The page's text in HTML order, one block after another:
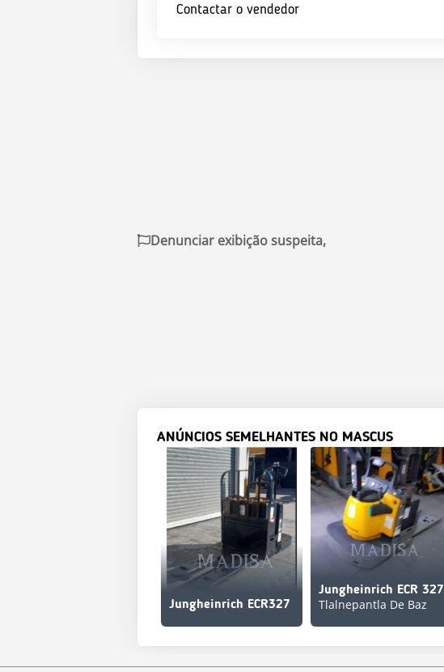
Contactar o vendedor
Denunciar exibição suspeita,
ANÚNCIOS SEMELHANTES NO MASCUS
Jungheinrich ECR327
Jungheinrich ECR 327
Tlalnepantla De Baz